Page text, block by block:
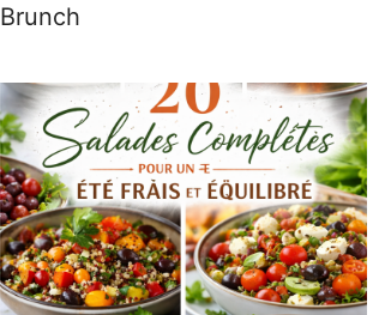
Brunch